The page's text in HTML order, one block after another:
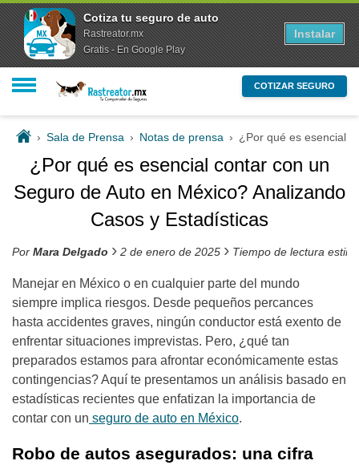
COTIZAR SEGURO
› Sala de Prensa › Notas de prensa › ¿Por qué es esencial
¿Por qué es esencial contar con un
Seguro de Auto en México? Analizando
Casos y Estadísticas
Por Mara Delgado › 2 de enero de 2025 › Tiempo de lectura
Manejar en México o en cualquier parte del mundo
siempre implica riesgos. Desde pequeños percances
hasta accidentes graves, ningún conductor está exento de
enfrentar situaciones imprevistas. Pero, ¿qué tan
preparados estamos para afrontar económicamente estas
contingencias? Aquí te presentamos un análisis basado en
estadísticas recientes que enfatizan la importancia de
contar con un seguro de auto en México.
Robo de autos asegurados: una cifra
Cotiza tu seguro de auto
Rastreator.mx
Gratis - En Google Play
Instalar